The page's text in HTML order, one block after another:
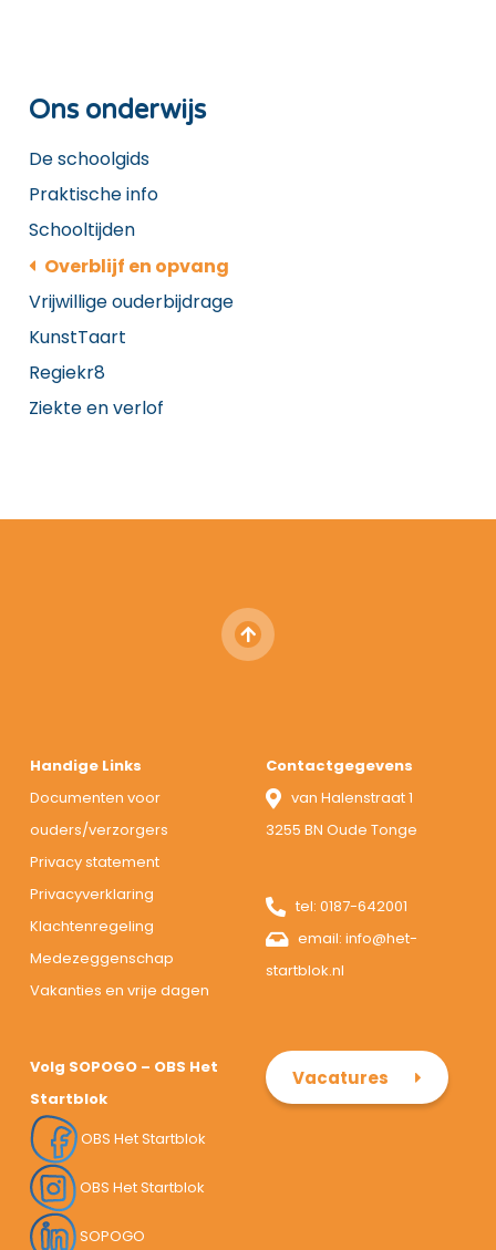
Ons onderwijs
De schoolgids
Praktische info
Schooltijden
Overblijf en opvang
Vrijwillige ouderbijdrage
KunstTaart
Regiekr8
Ziekte en verlof
Handige Links
Documenten voor
ouders/verzorgers
Privacy statement
Privacyverklaring
Klachtenregeling
Medezeggenschap
Vakanties en vrije dagen
Contactgegevens
van Halenstraat 1
3255 BN Oude Tonge
tel:0187-642001
email:info@het-
startblok.nl
Volg SOPOGO – OBS Het
Startblok
OBS Het Startblok
OBS Het Startblok
SOPOGO
Vacatures